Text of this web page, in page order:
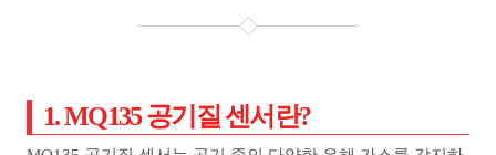
1. MQ135 공기질 센서란?